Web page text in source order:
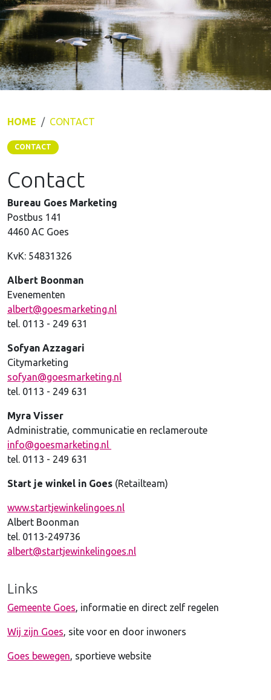
HOME CONTACT
CONTACT
Contact
Bureau Goes Marketing
Postbus 141
4460 AC Goes
KvK: 54831326
Albert Boonman
Evenementen
albert@goesmarketing.nl
tel. 0113 - 249 631
Sofyan Azzagari
Citymarketing
sofyan@goesmarketing.nl
tel. 0113 - 249 631
Myra Visser
Administratie, communicatie en reclameroute
info@goesmarketing.nl
tel. 0113 - 249 631
Start je winkel in Goes (Retailteam)
www.startjewinkelingoes.nl
Albert Boonman
tel. 0113-249736
albert@startjewinkelingoes.nl
Links
Gemeente Goes, informatie en direct zelf regelen
Wij zijn Goes, site voor en door inwoners
Goes bewegen, sportieve website